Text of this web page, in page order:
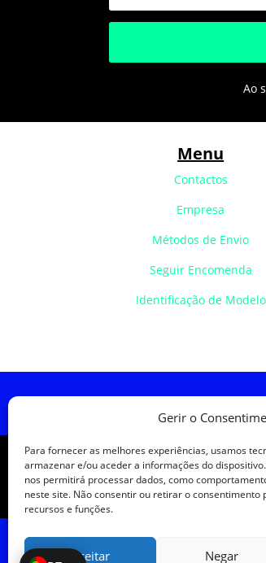
Gerir o
Para fornecer as melhores experiências, usamos
armazenar e/ou aceder a informações do
nos permitirá processar dados, como
neste site. Não consentir ou retirar o
recursos e funções.
Aceitar Negar
Ao
Menu
Contactos
Empresa
Métodos de Envio
Seguir Encomenda
Identificação de Modelo